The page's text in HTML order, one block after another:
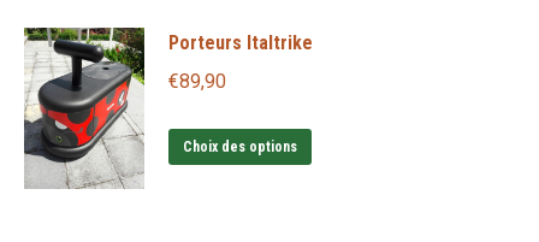
Porteurs Italtrike
€89,90
Choix des options